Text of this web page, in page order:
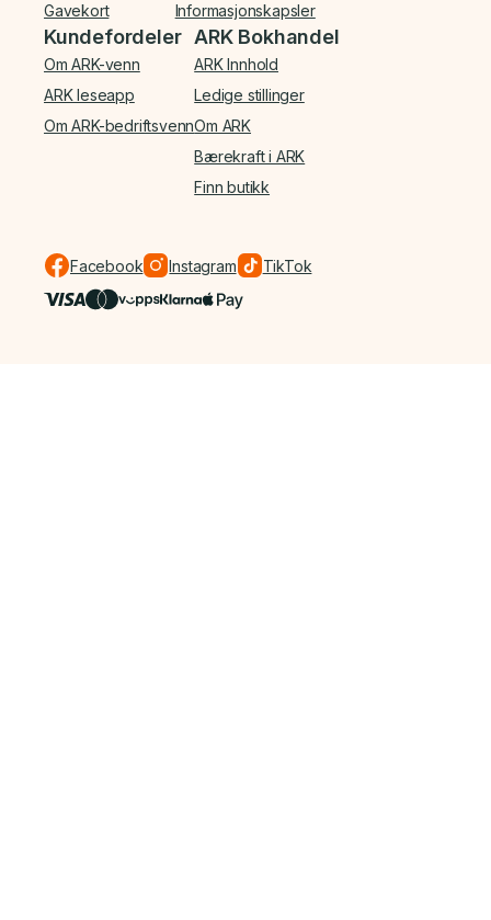
Gavekort
Informasjonskapsler
Kundefordeler
Om ARK-venn
ARK leseapp
Om ARK-bedriftsvenn
ARK Bokhandel
ARK Innhold
Ledige stillinger
Om ARK
Bærekraft i ARK
Finn butikk
Facebook Instagram TikTok